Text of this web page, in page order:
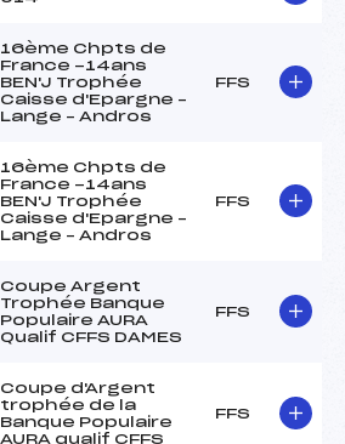
16ème Chpts de
France -14ans
BEN'J Trophée
Caisse d'Epargne –
Lange – Andros
FFS
16ème Chpts de
France -14ans
BEN'J Trophée
Caisse d'Epargne –
Lange – Andros
FFS
Coupe Argent
Trophée Banque
Populaire AURA
Qualif CFFS DAMES
FFS
Coupe d'Argent
trophée de la
Banque Populaire
AURA qualif CFFS
FFS